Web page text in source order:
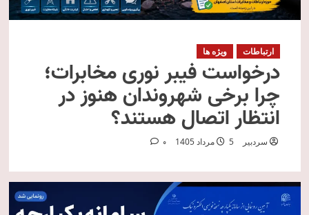
ارتباطات ویژه ها
درخواست فیبر نوری مخابرات؛
چرا برخی شهروندان هنوز در
انتظار اتصال هستند؟
سردبیر 5 مرداد 1405 0